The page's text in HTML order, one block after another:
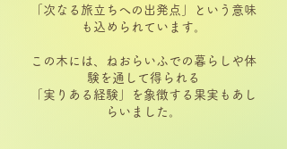
「次なる旅立ちへの出発点」という意味
も込められています。
この木には、ねおらいふでの暮らしや体
験を通して得られる
「実りある経験」を象徴する果実もあし
らいました。